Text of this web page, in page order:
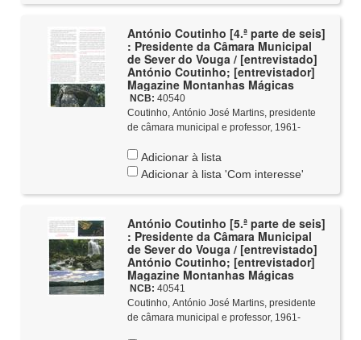
António Coutinho [4.ª parte de seis]
: Presidente da Câmara Municipal
de Sever do Vouga / [entrevistado]
António Coutinho; [entrevistador]
Magazine Montanhas Mágicas
NCB: 40540
Coutinho, António José Martins, presidente
de câmara municipal e professor, 1961-
Adicionar à lista
Adicionar à lista 'Com interesse'
António Coutinho [5.ª parte de seis]
: Presidente da Câmara Municipal
de Sever do Vouga / [entrevistado]
António Coutinho; [entrevistador]
Magazine Montanhas Mágicas
NCB: 40541
Coutinho, António José Martins, presidente
de câmara municipal e professor, 1961-